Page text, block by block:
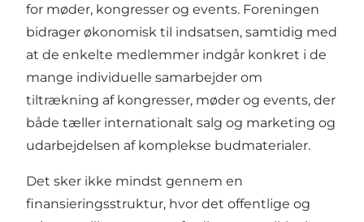
for møder, kongresser og events. Foreningen
bidrager økonomisk til indsatsen, samtidig med
at de enkelte medlemmer indgår konkret i de
mange individuelle samarbejder om
tiltrækning af kongresser, møder og events, der
både tæller internationalt salg og marketing og
udarbejdelsen af komplekse budmaterialer.
Det sker ikke mindst gennem en
finansieringsstruktur, hvor det offentlige og